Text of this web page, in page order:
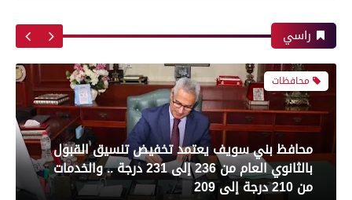
فى الدورى
معرض صور
بعدسة الخبر المصري| شاهد أبرز لقطات مباراة
راسي
من 210 درجة إلى 209
محافظات
تموين الفيوم: ضبط سيارة محملة بـ 260 كيلو لحوم
مفرومة غير صالحة للاستهلاك الآدمي